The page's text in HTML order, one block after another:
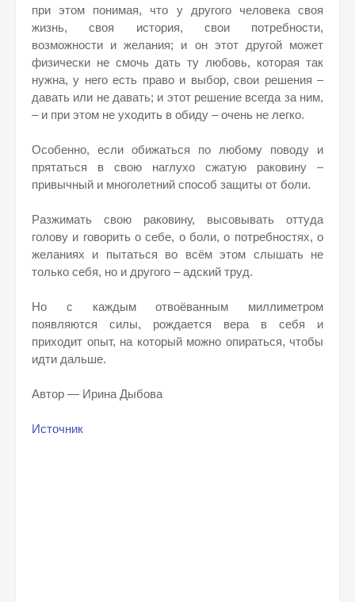
при этом понимая, что у другого человека своя
жизнь, своя история, свои потребности,
возможности и желания; и он этот другой может
физически не смочь дать ту любовь, которая так
нужна, у него есть право и выбор, свои решения –
давать или не давать; и этот решение всегда за ним,
– и при этом не уходить в обиду – очень не легко.
Особенно, если обижаться по любому поводу и
прятаться в свою наглухо сжатую раковину –
привычный и многолетний способ защиты от боли.
Разжимать свою раковину, высовывать оттуда
голову и говорить о себе, о боли, о потребностях, о
желаниях и пытаться во всём этом слышать не
только себя, но и другого – адский труд.
Но с каждым отвоёванным миллиметром
появляются силы, рождается вера в себя и
приходит опыт, на который можно опираться, чтобы
идти дальше.
Автор — Ирина Дыбова
Источник